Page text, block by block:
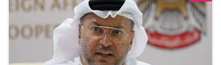
تشكيل الاستجابة الدولية من خلال «خطة السلام في غزة»
و«مبادرة الرباعية»، مؤكداً أن الدولة ستواصل الإسهام في
حل الأزمات الإقليمية عبر الدبلوماسية والعمل الإنساني،
موضحاً أن توافق الشركاء العرب والدوليين خلف القيادة